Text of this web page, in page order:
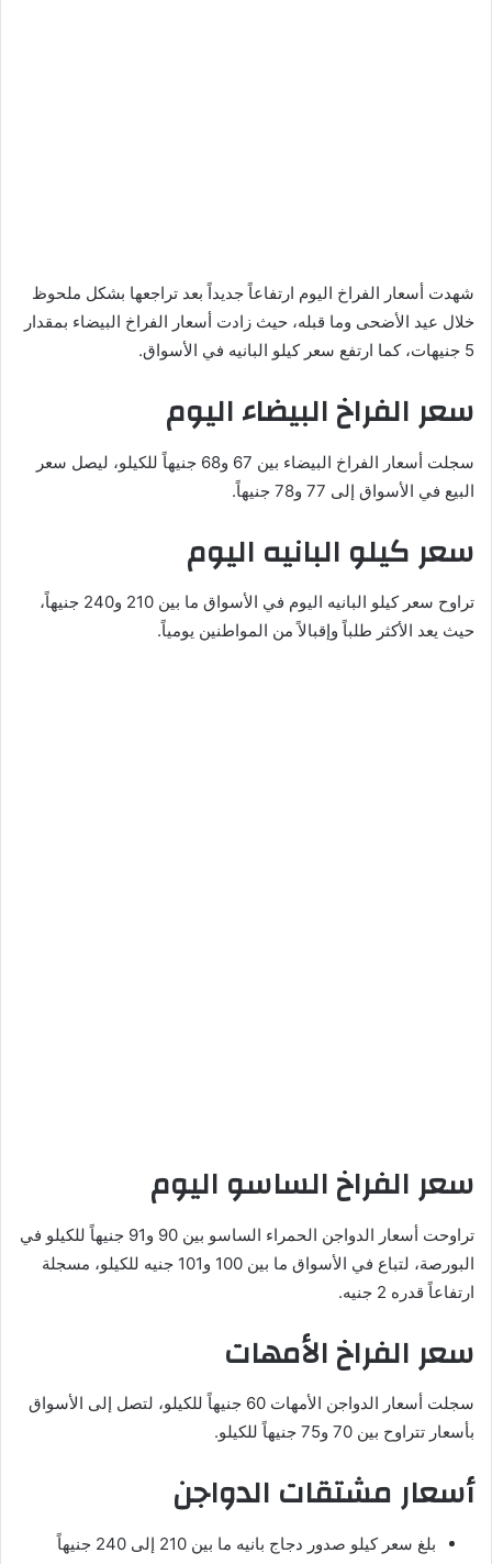
شهدت أسعار الفراخ اليوم ارتفاعاً جديداً بعد تراجعها بشكل ملحوظ
خلال عيد الأضحى وما قبله، حيث زادت أسعار الفراخ البيضاء بمقدار
5 جنيهات، كما ارتفع سعر كيلو البانيه في الأسواق.
سعر الفراخ البيضاء اليوم
سجلت أسعار الفراخ البيضاء بين 67 و68 جنيهاً للكيلو، ليصل سعر
البيع في الأسواق إلى 77 و78 جنيهاً.
سعر كيلو البانيه اليوم
تراوح سعر كيلو البانيه اليوم في الأسواق ما بين 210 و240 جنيهاً،
حيث يعد الأكثر طلباً وإقبالاً من المواطنين يومياً.
سعر الفراخ الساسو اليوم
تراوحت أسعار الدواجن الحمراء الساسو بين 90 و91 جنيهاً للكيلو في
البورصة، لتباع في الأسواق ما بين 100 و101 جنيه للكيلو، مسجلة
ارتفاعاً قدره 2 جنيه.
سعر الفراخ الأمهات
سجلت أسعار الدواجن الأمهات 60 جنيهاً للكيلو، لتصل إلى الأسواق
بأسعار تتراوح بين 70 و75 جنيهاً للكيلو.
أسعار مشتقات الدواجن
بلغ سعر كيلو صدور دجاج بانيه ما بين 210 إلى 240 جنيهاً